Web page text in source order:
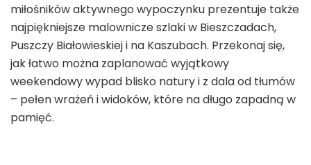
miłośników aktywnego wypoczynku prezentuje także
najpiękniejsze malownicze szlaki w Bieszczadach,
Puszczy Białowieskiej i na Kaszubach. Przekonaj się,
jak łatwo można zaplanować wyjątkowy
weekendowy wypad blisko natury i z dala od tłumów
– pełen wrażeń i widoków, które na długo zapadną w
pamięć.